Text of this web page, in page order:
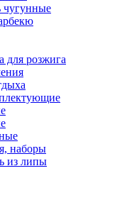
чугунные
для розжига
наборы
из липы